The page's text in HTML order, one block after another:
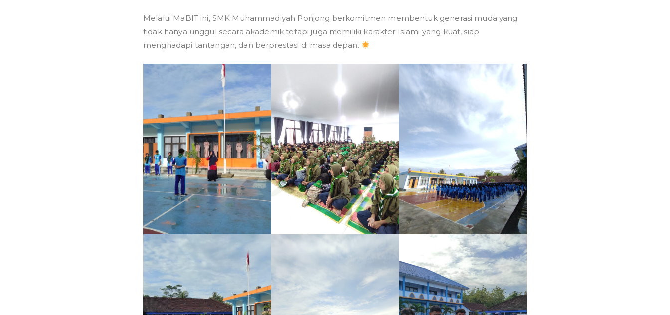
Melalui MaBIT ini, SMK Muhammadiyah Ponjong berkomitmen membentuk generasi muda yang
tidak hanya unggul secara akademik tetapi juga memiliki karakter Islami yang kuat, siap
menghadapi tantangan, dan berprestasi di masa depan.